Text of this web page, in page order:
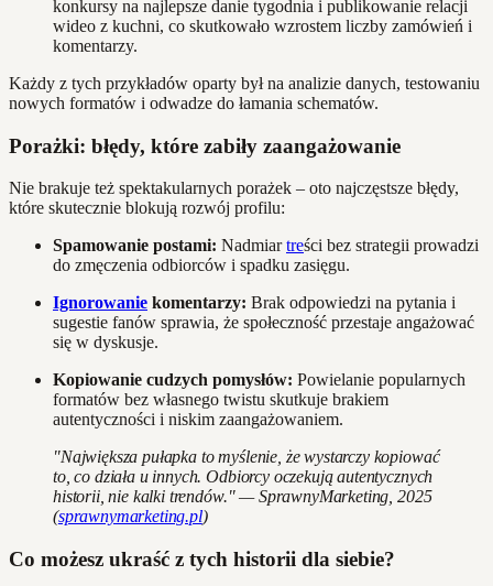
konkursy na najlepsze danie tygodnia i publikowanie relacji
wideo z kuchni, co skutkowało wzrostem liczby zamówień i
komentarzy.
Każdy z tych przykładów oparty był na analizie danych, testowaniu
nowych formatów i odwadze do łamania schematów.
Porażki: błędy, które zabiły zaangażowanie
Nie brakuje też spektakularnych porażek – oto najczęstsze błędy,
które skutecznie blokują rozwój profilu:
Spamowanie postami: Nadmiartreści bez strategii prowadzi
do zmęczenia odbiorców i spadku zasięgu.
Ignorowanie komentarzy: Brak odpowiedzi na pytania i
sugestie fanów sprawia, że społeczność przestaje angażować
się w dyskusje.
Kopiowanie cudzych pomysłów: Powielanie popularnych
formatów bez własnego twistu skutkuje brakiem
autentyczności i niskim zaangażowaniem.
"Największa pułapka to myślenie, że wystarczy kopiować
to, co działa u innych. Odbiorcy oczekują autentycznych
historii, nie kalki trendów." — SprawnyMarketing, 2025
(sprawnymarketing.pl)
Co możesz ukraść z tych historii dla siebie?